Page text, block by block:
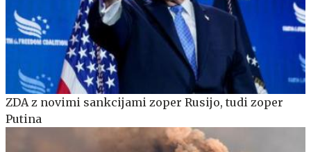
ZDA z novimi sankcijami zoper Rusijo, tudi zoper
Putina